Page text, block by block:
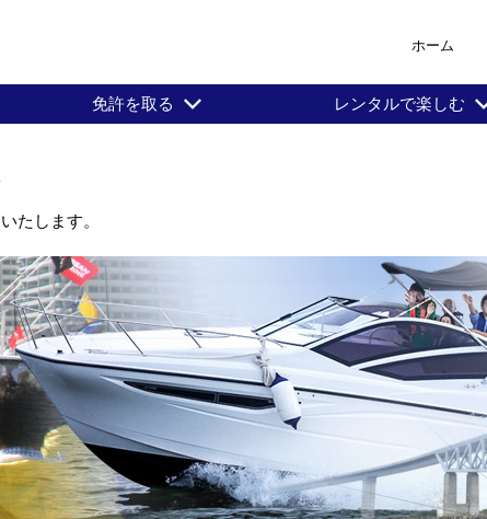
ホーム
免許を取る レンタルで楽しむ
たします。